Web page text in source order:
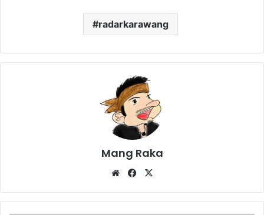
radarkarawang
Mang Raka
WebsiteFacebook